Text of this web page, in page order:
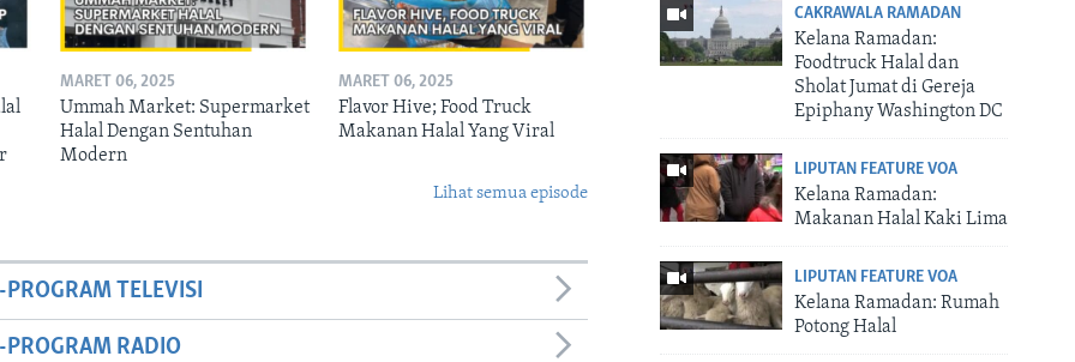
CAKRAWALA RAMADAN
Kelana Ramadan:
Foodtruck Halal dan
Sholat Jumat di Gereja
Epiphany Washington DC
LIPUTAN FEATURE VOA
Kelana Ramadan:
Makanan Halal Kaki Lima
LIPUTAN FEATURE VOA
Kelana Ramadan: Rumah
Potong Halal
MARET 06, 2025
Ummah Market: Supermarket
Halal Dengan Sentuhan
Modern
MARET 06, 2025
Flavor Hive; Food Truck
Makanan Halal Yang Viral
Lihat semua episode
TELEVISI
RADIO